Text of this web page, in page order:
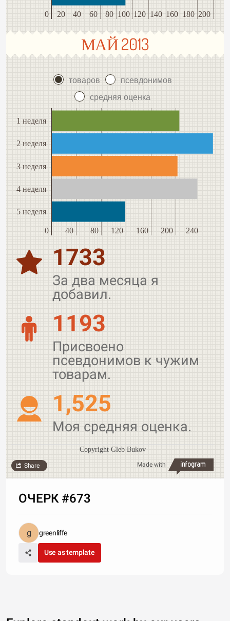
0 20 40 60 80 100 120 140 160 180 200
МАЙ 2013
товаров
псевдонимов
средняя оценка
1 неделя
2 неделя
3 неделя
4 неделя
5 неделя
0 40 80 120 160 200 240
1733
За два месяца я
добавил.
1193
Присвоено
псевдонимов к чужим
товарам.
1,525
Моя средняя оценка.
Copyright Gleb Bukov
Made with
Share
ОЧЕРК #673
greenliffe
Use as template